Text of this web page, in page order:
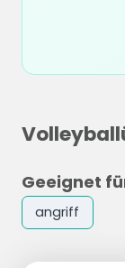
Geeignet
angriff